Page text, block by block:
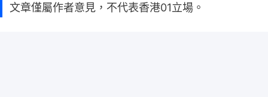
文章僅屬作者意見，不代表香港01立場。